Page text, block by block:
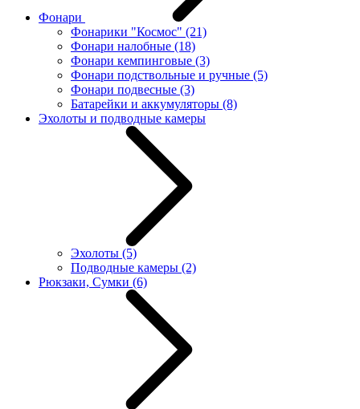
Фонари
Фонарики "Космос" (21)
Фонари налобные (18)
Фонари кемпинговые (3)
Фонари подствольные и ручные (5)
Фонари подвесные (3)
Батарейки и аккумуляторы (8)
Эхолоты и подводные камеры
Эхолоты (5)
Подводные камеры (2)
Рюкзаки, Сумки (6)